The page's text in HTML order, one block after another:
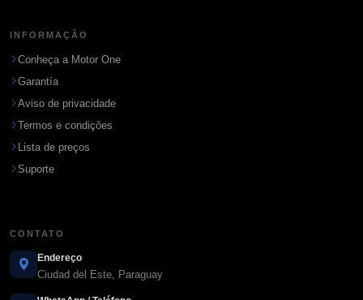
INFORMAÇÃO
Conheça a Motor One
Garantía
Aviso de privacidade
Termos e condições
Lista de preços
Suporte
CONTATO
Endereço
Ciudad del Este, Paraguay